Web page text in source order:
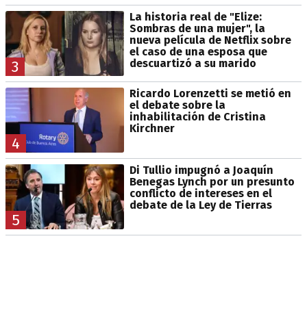
3
La historia real de "Elize:
Sombras de una mujer", la
nueva película de Netflix sobre
el caso de una esposa que
descuartizó a su marido
4
Ricardo Lorenzetti se metió en
el debate sobre la
inhabilitación de Cristina
Kirchner
5
Di Tullio impugnó a Joaquín
Benegas Lynch por un presunto
conflicto de intereses en el
debate de la Ley de Tierras